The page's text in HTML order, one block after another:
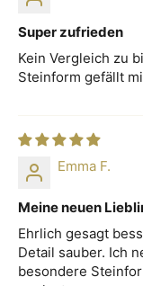
Super zufrieden
Kein Vergleich zu
Steinform gefällt
Emma F.
Meine neuen
Ehrlich gesagt
Detail sauber. Ich
besondere